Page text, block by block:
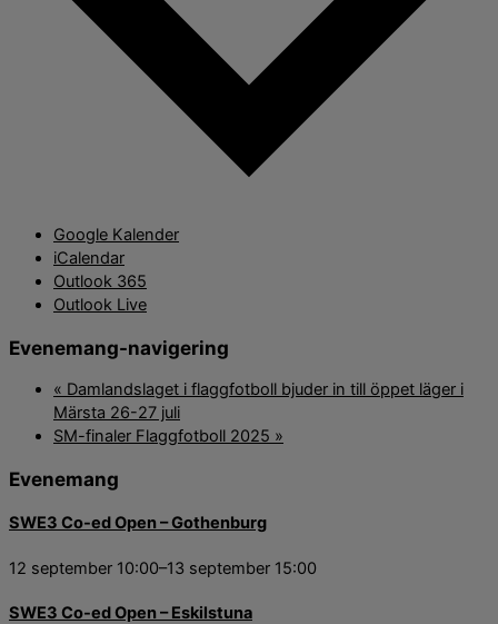
Google Kalender
iCalendar
Outlook 365
Outlook Live
Evenemang-navigering
« Damlandslaget i flaggfotboll bjuder in till öppet läger i
Märsta 26-27 juli
SM-finaler Flaggfotboll 2025 »
Evenemang
SWE3 Co-ed Open – Gothenburg
12 september 10:00–13 september 15:00
SWE3 Co-ed Open – Eskilstuna